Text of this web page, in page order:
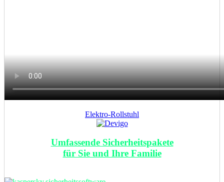
Elektro-Rollstuhl
Umfassende Sicherheitspakete
für Sie und Ihre Familie